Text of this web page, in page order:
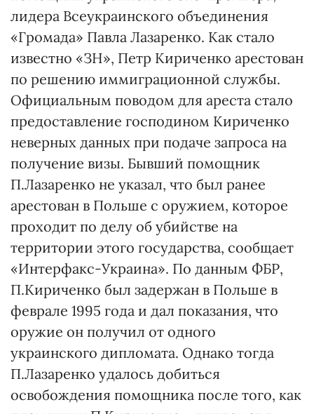
лидера Всеукраинского объединения
«Громада» Павла Лазаренко. Как стало
известно «ЗН», Петр Кириченко арестован
по решению иммиграционной службы.
Официальным поводом для ареста стало
предоставление господином Кириченко
неверных данных при подаче запроса на
получение визы. Бывший помощник
П.Лазаренко не указал, что был ранее
арестован в Польше с оружием, которое
проходит по делу об убийстве на
территории этого государства, сообщает
«Интерфакс-Украина». По данным ФБР,
П.Кириченко был задержан в Польше в
феврале 1995 года и дал показания, что
оружие он получил от одного
украинского дипломата. Однако тогда
П.Лазаренко удалось добиться
освобождения помощника после того, как